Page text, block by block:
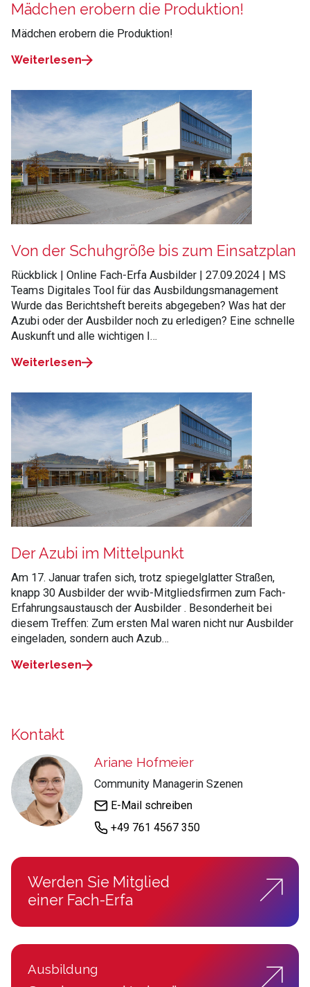
Mädchen erobern die Produktion!
Mädchen erobern die Produktion!
Weiterlesen
Von der Schuhgröße bis zum Einsatzplan
Rückblick | Online Fach-Erfa Ausbilder | 27.09.2024 | MS
Teams Digitales Tool für das Ausbildungsmanagement
Wurde das Berichtsheft bereits abgegeben? Was hat der
Azubi oder der Ausbilder noch zu erledigen? Eine schnelle
Auskunft und alle wichtigen I…
Weiterlesen
Der Azubi im Mittelpunkt
Am 17. Januar trafen sich, trotz spiegelglatter Straßen,
knapp 30 Ausbilder der wvib-Mitgliedsfirmen zum Fach-
Erfahrungsaustausch der Ausbilder . Besonderheit bei
diesem Treffen: Zum ersten Mal waren nicht nur Ausbilder
eingeladen, sondern auch Azub…
Weiterlesen
Kontakt
Ariane Hofmeier
Community Managerin Szenen
E-Mail schreiben
+49 761 4567 350
Werden Sie Mitglied
einer Fach-Erfa
Ausbildung